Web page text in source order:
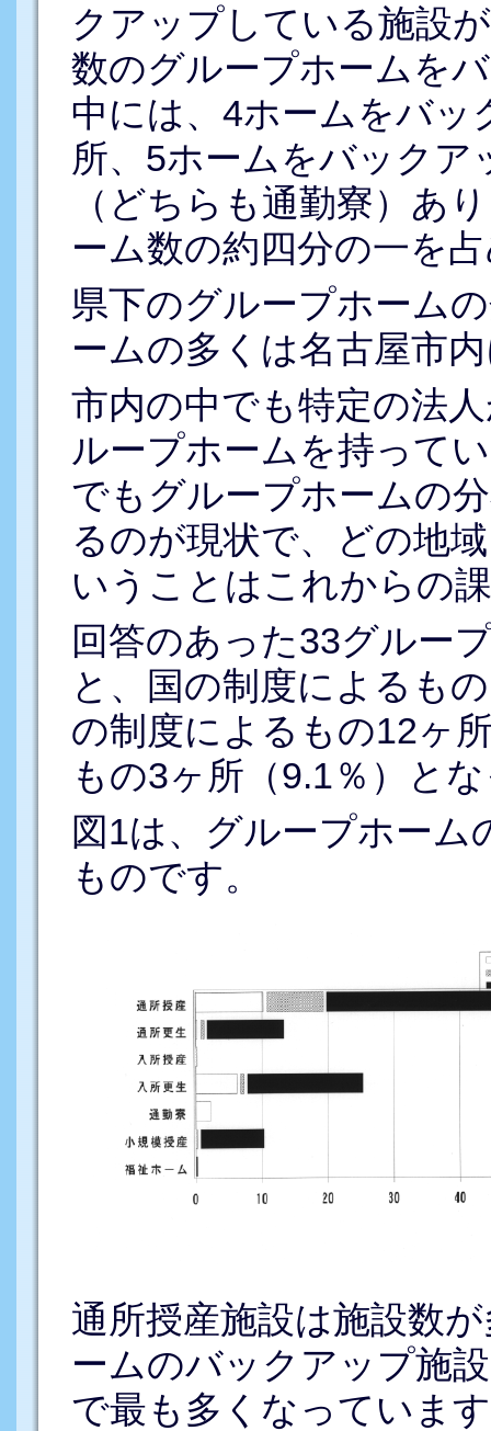
クアップしている施設
数のグループホームを
中には、4ホームをバッ
所、5ホームをバック
（どちらも通勤寮）あ
ーム数の約四分の一を
県下のグループホーム
ームの多くは名古屋市
市内の中でも特定の法
ループホームを持って
でもグループホームの
るのが現状で、どの地
いうことはこれからの
回答のあった33グルー
と、国の制度によるも
の制度によるもの12ヶ
もの3ヶ所（9.1％）と
図1は、グループホーム
ものです。
通所授産施設は施設数
ームのバックアップ施
で最も多くなっていま